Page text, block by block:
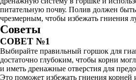
питательную почву. Полив должен
чрезмерным, чтобы избежать гниения
Советы
СОВЕТ №1
Выбирайте правильный горшок для
достаточно глубоким, чтобы корни
и иметь дренажные отверстия для
Это поможет избежать гниения корней